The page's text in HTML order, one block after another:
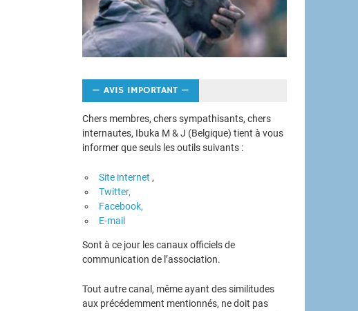
— AVIS IMPORTANT —
Chers membres, chers sympathisants, chers
internautes, Ibuka M & J (Belgique) tient à vous
informer que seuls les outils suivants :
Site internet ,
Twitter,
Facebook,
E-mail
Sont à ce jour les canaux officiels de
communication de l’association.
Tout autre canal, même ayant des similitudes
aux précédemment mentionnés, ne doit pas